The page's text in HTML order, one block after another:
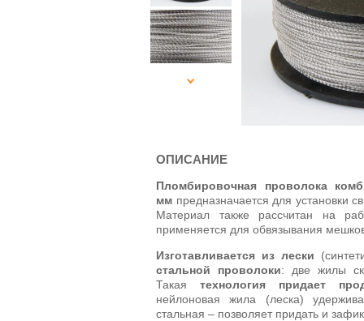
ОПИСАНИЕ
Пломбировочная проволока
мм предназначается для установки
Материал также рассчитан на
применяется для обвязывания
Изготавливается из лески
стальной проволоки: две жилы
Такая технология придает
нейлоновая жила (леска)
стальная – позволяет придать и